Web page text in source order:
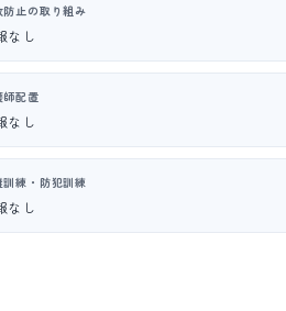
防止の取り組み
なし
師配置
なし
訓練・防犯訓練
なし